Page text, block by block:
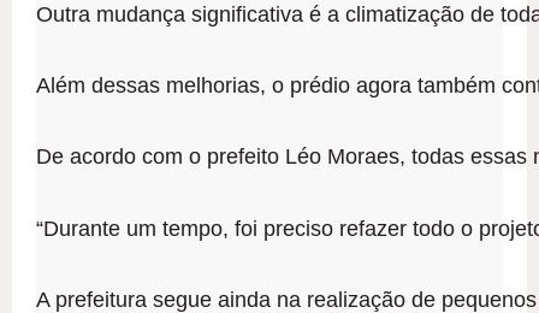
Outra mudança significativa é a climatização de
Além dessas melhorias, o prédio agora também
De acordo com o prefeito Léo Moraes, todas
“Durante um tempo, foi preciso refazer todo o
A prefeitura segue ainda na realização de